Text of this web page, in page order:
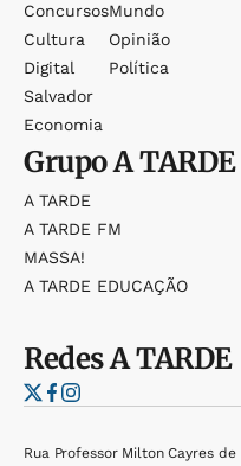
Concursos
Cultura
Digital
Salvador
Economia
Mundo
Opinião
Política
GrupoA TARDE
A TARDE
A TARDE FM
MASSA!
A TARDE EDUCAÇÃO
RedesA TARDE
Rua Professor Milton Cayres